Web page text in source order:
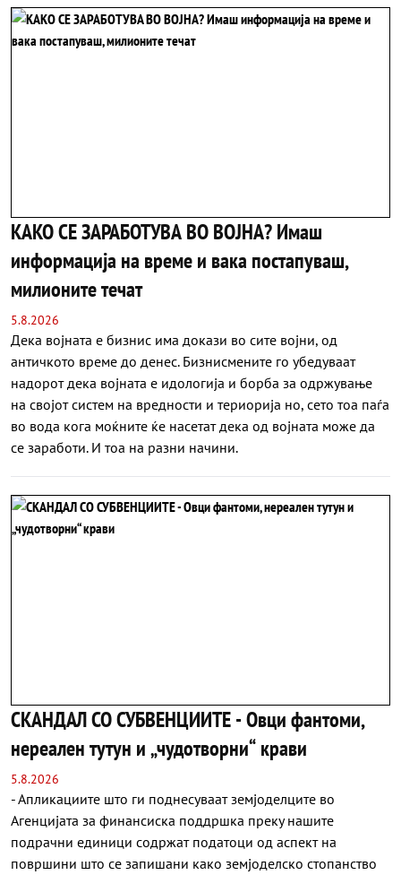
КАКО СЕ ЗАРАБОТУВА ВО ВОЈНА? Имаш
информација на време и вака постапуваш,
милионите течат
5.8.2026
Дека војната е бизнис има докази во сите војни, од
античкото време до денес. Бизнисмените го убедуваат
надорот дека војната е идологија и борба за одржување
на својот систем на вредности и териорија но, сето тоа паѓа
во вода кога моќните ќе насетат дека од војната може да
се заработи. И тоа на разни начини.
СКАНДАЛ СО СУБВЕНЦИИТЕ - Овци фантоми,
нереален тутун и „чудотворни“ крави
5.8.2026
- Апликациите што ги поднесуваат земјоделците во
Агенцијата за финансиска поддршка преку нашите
подрачни единици содржат податоци од аспект на
површини што се запишани како земјоделско стопанство